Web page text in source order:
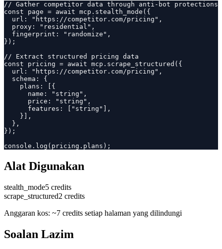
// Gather competitor data through anti-bot protections
const page = await mcp.stealth_mode({
  url: "https://competitor.com/pricing",
  proxy: "residential",
  fingerprint: "randomize",
});
// Extract structured pricing data
const pricing = await mcp.scrape_structured({
  url: "https://competitor.com/pricing",
  schema: {
    plans: [{
      name: "string",
      price: "string",
      features: ["string"],
    }],
  },
});
console.log(pricing.plans);
Alat Digunakan
stealth_mode5 credits
scrape_structured2 credits
Anggaran kos: ~7 credits setiap halaman yang dilindungi
Soalan Lazim